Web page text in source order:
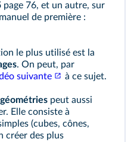
page 76, et un autre, sur
de première :
le plus utilisé est la
. On peut, par
suivante à ce sujet.
peut aussi
Elle consiste à
(cubes, cônes,
créer des plus